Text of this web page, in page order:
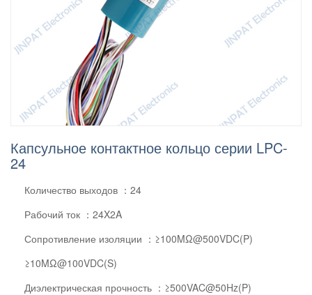
Капсульное контактное кольцо серии LPC-
24
Количество выходов ：24
Рабочий ток ：24X2A
Сопротивление изоляции ：≥100MΩ@500VDC(P)
≥10MΩ@100VDC(S)
Диэлектрическая прочность ：≥500VAC@50Hz(P)